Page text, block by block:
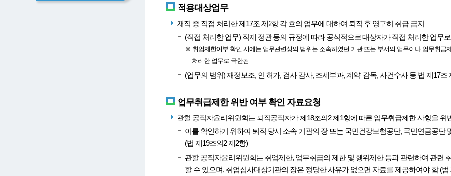
적용대상업무
재직 중 직접 처리한 제17조 제2항 각 호의 업무에 대하여 퇴직 후 영구히 취급 금지
(직접 처리한 업무) 직제 정관 등의 규정에 따라 공식적으로 대상자가 직접 처리한 업무
※ 취업제한여부 확인 시에는 업무관련성의 범위는 소속하였던 기관 또는 부서의 업무이나 업무취급
처리한 업무로 국한됨
(업무의 범위) 재정보조, 인 허가, 검사 감사, 조세부과, 계약, 감독, 사건수사 등 법 제17조
업무취급제한 위반 여부 확인 자료요청
관할 공직자윤리위원회는 퇴직공직자가 제18조의2 제1항에 따른 업무취급제한 사항을
이를 확인하기 위하여 퇴직 당시 소속 기관의 장 또는 국민건강보험공단, 국민연금공단
(법 제19조의2 제2항)
관할 공직자윤리위원회는 취업제한, 업무취급의 제한 및 행위제한 등과 관련하여 관련
할 수 있으며, 취업심사대상기관의 장은 정당한 사유가 없으면 자료를 제공하여야 함 (법